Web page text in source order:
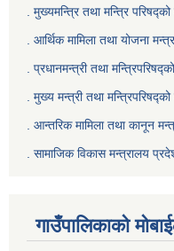
. मुख्यमन्त्रि तथा मन्त्रि परिषद्को
. आर्थिक मामिला तथा योजना
. प्रधानमन्त्री तथा
मुख्य मन्त्री तथा
आन्तरिक मामिला तथा कानून
सामाजिक विकास मन्त्रालय
गाउँपालिकाको